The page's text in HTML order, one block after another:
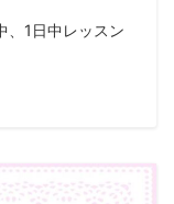
、1日中レッスン